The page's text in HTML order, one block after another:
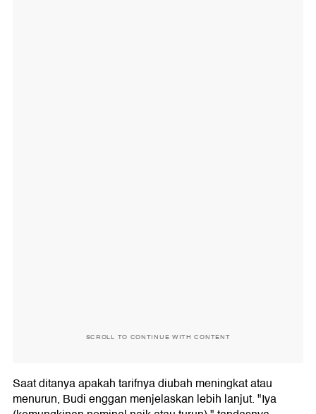
SCROLL TO CONTINUE WITH CONTENT
Saat ditanya apakah tarifnya diubah meningkat atau
menurun, Budi enggan menjelaskan lebih lanjut. "Iya